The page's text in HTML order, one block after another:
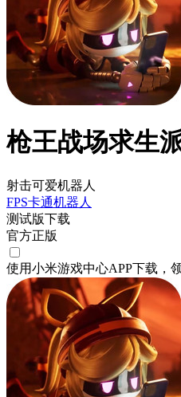
枪王战场求生
射击可爱机器人
FPS卡通机器人
测试版下载
官方正版
使用小米游戏中心APP下载 ，